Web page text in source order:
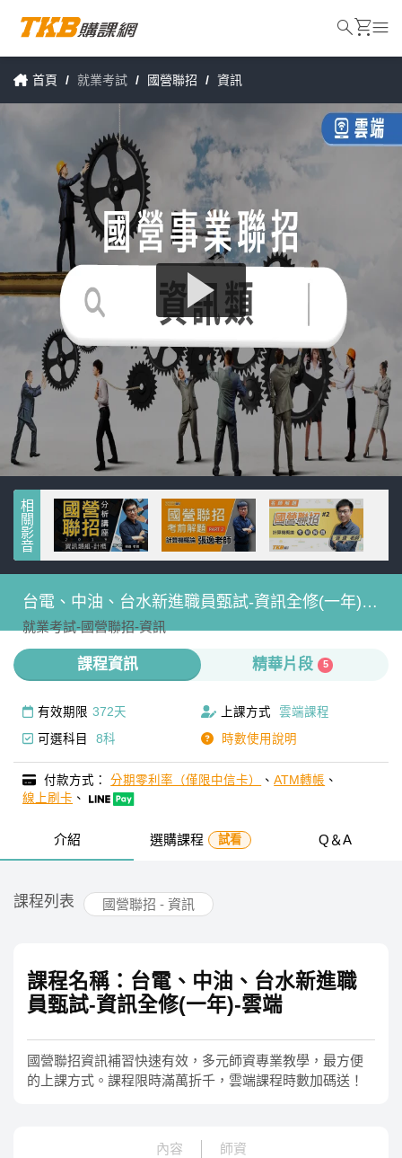
首頁 / 就業考試 / 國營聯招 / 資訊
台電、中油、台水新進職員甄試-資訊全修(一年)-
雲端
就業考試-國營聯招-資訊
課程資訊 精華片段 5
有效期限 372天 上課方式
雲端課程
可選科目
8科 時數使用說明
付款方式：分期零利率（僅限中信卡） 、ATM轉帳 、
線上刷卡 、
相關影音
介紹 選購課程 試看 Q＆A
課程列表 國營聯招 - 資訊
課程名稱：台電、中油、台水新進職
員甄試-資訊全修(一年)-雲端
國營聯招資訊補習快速有效，多元師資專業教學，最方便
的上課方式。課程限時滿萬折千，雲端課程時數加碼送！
內容 師資
searchshopping_cartmenu